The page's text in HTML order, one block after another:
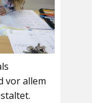
vor allem